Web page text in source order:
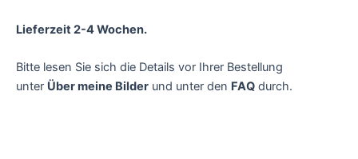
Lieferzeit 2-4 Wochen.
Bitte lesen Sie sich die Details vor Ihrer Bestellung
unter Über meine Bilder und unter den FAQ durch.